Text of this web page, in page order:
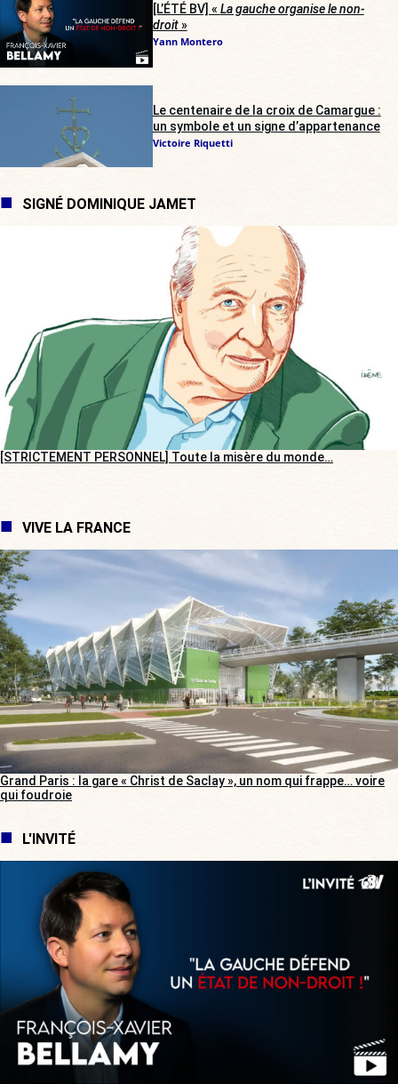
[L’ÉTÉ BV] « La gauche organise le non-
droit»
Yann Montero
Le centenaire de la croix de Camargue :
un symbole et un signe d’appartenance
Victoire Riquetti
SIGNÉ DOMINIQUE JAMET
[STRICTEMENT PERSONNEL] Toute la misère du monde…
VIVE LA FRANCE
Grand Paris : la gare « Christ de Saclay », un nom qui frappe… voire
qui foudroie
L'INVITÉ